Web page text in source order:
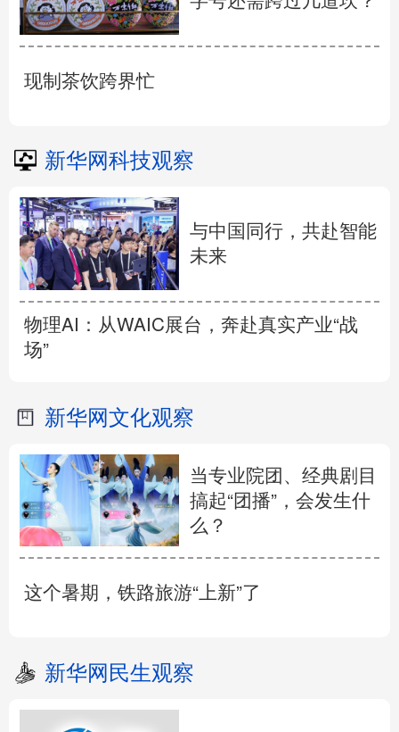
现制茶饮跨界忙
新华网科技观察
与中国同行，共赴智能
未来
物理AI：从WAIC展台，奔赴真实产业“战
场”
新华网文化观察
当专业院团、经典剧目
搞起“团播”，会发生什
么？
这个暑期，铁路旅游“上新”了
新华网民生观察